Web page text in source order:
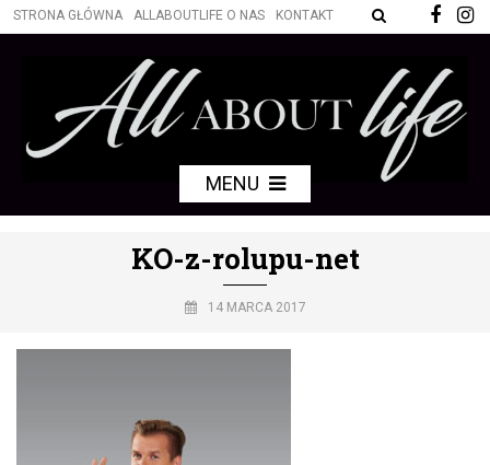
STRONA GŁÓWNA ALLABOUTLIFE O NAS KONTAKT
MENU
KO-z-rolupu-net
14 MARCA 2017